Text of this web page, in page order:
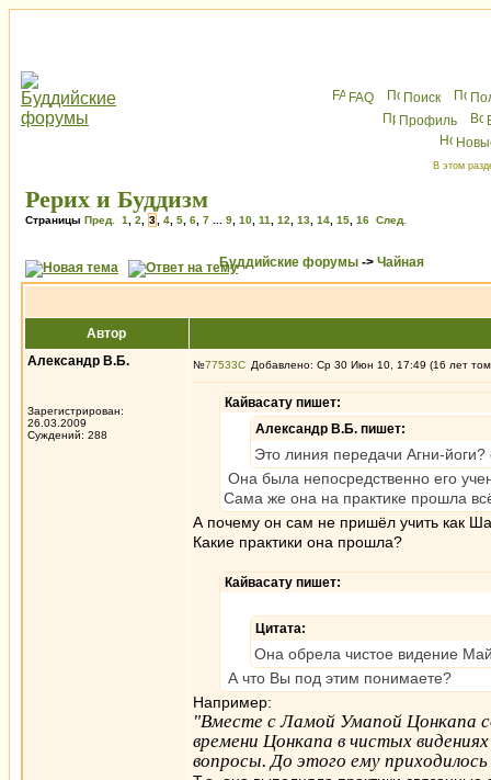
FAQ Поиск
Профиль
В этом
Рерих и Буддизм
Страницы Пред. 1 2 3 4 5 6 7 9 10 11 12 13 14 15 16 След.
Буддийские форумы -> Чайная
Автор
Александр В.Б.
Зарегистрирован:
26.03.2009
Суждений: 288
№77533 Добавлено: Ср 30 Июн 10, 17:49 (16 лет
Кайвасату пишет:
Александр В.Б. пишет:
Это линия передачи Агни-
Она была непосредственно его
Сама же она на практике прошла
А почему он сам не пришёл учить как
Какие практики она прошла?
Кайвасату пишет:
Цитата:
Она обрела чистое видение
А что Вы под этим понимаете?
Например:
"Вместе с Ламой Умапой Цонкапа
времени Цонкапа в чистых
вопросы. До этого ему